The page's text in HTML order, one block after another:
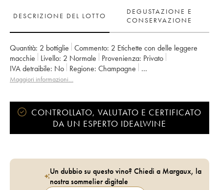
DESCRIZIONE DEL LOTTO
DEGUSTAZIONE E
CONSERVAZIONE
Quantità: 2 bottiglie Commento: 2 Etichette con delle leggere
macchie
Livello: 2 Normale Provenienza:
privato
IVA detraibile:
no Regione:
Champagne
Denominazione:
Champagne
Maggiori informazioni…
CONTROLLATO, VALUTATO E CERTIFICATO
DA UN ESPERTO IDEALWINE
Un dubbio su questo vino? Chiedi a Margaux, la
nostra sommelier digitale